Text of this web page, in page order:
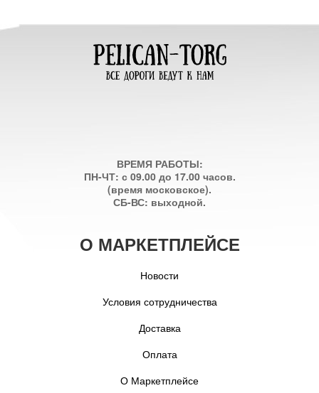
ВРЕМЯ РАБОТЫ:
ПН-ЧТ: с 09.00 до 17.00 часов.
(время московское).
СБ-ВС: выходной.
О МАРКЕТПЛЕЙСЕ
Новости
Условия сотрудничества
Доставка
Оплата
О Маркетплейсе